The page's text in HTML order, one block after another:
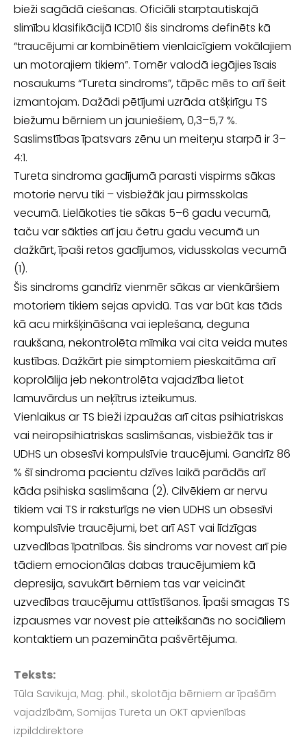
bieži sagādā ciešanas. Oficiāli starptautiskajā
slimību klasifikācijā ICD­10 šis sindroms definēts kā
“traucējumi ar kombinētiem vienlaicīgiem vokālajiem
un motorajiem tikiem”. Tomēr valodā iegājies īsais
nosaukums “Tureta sindroms”, tāpēc mēs to arī šeit
izmantojam. Dažādi pētījumi uzrāda atšķirīgu TS
biežumu bērniem un jauniešiem, 0,3–5,7 %.
Saslimstības īpatsvars zēnu un meiteņu starpā ir 3–
4:1.
Tureta sindroma gadījumā parasti vispirms sākas
motorie nervu tiki – visbiežāk jau pirmsskolas
vecumā. Lielākoties tie sākas 5–6 gadu vecumā,
taču var sākties arī jau četru gadu vecumā un
dažkārt, īpaši retos gadījumos, vidusskolas vecumā
(1).
Šis sindroms gandrīz vienmēr sākas ar vienkāršiem
motoriem tikiem sejas apvidū. Tas var būt kas tāds
kā acu mirkšķināšana vai ieplešana, deguna
raukšana, nekon­trolēta mīmika vai cita veida mutes
kustības. Dažkārt pie simptomiem pieskaitāma arī
koprolālija jeb nekontrolēta vajadzība lietot
lamuvārdus un neķītrus izteikumus.
Vienlaikus ar TS bieži izpaužas arī citas psihiatriskas
vai neiropsihiatriskas saslim­šanas, visbiežāk tas ir
UDHS un obsesīvi kompulsīvie traucējumi. Gandrīz 86
% šī sindroma pacientu dzīves laikā parādās arī
kāda psihiska saslimšana (2). Cilvēkiem ar nervu
tikiem vai TS ir raksturīgs ne vien UDHS un obsesīvi
kompulsīvie trau­cējumi, bet arī AST vai līdzīgas
uzvedības īpatnības. Šis sindroms var novest arī pie
tādiem emocionālas dabas traucējumiem kā
depresija, savukārt bērniem tas var veicināt
uzvedības traucējumu attīstīšanos. Īpaši smagas TS
izpausmes var novest pie atteikšanās no sociāliem
kontaktiem un pazemināta pašvērtējuma.
Teksts:
Tūla Savikuja, Mag. phil., skolotāja bērniem ar īpašām
vajadzībām, Somijas Tureta un OKT apvienī­bas
izpilddirektore